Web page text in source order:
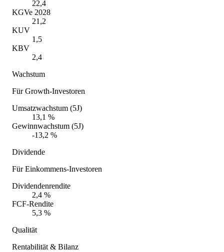
22,4
KGVe 2028
21,2
KUV
1,5
KBV
2,4
Wachstum
Für Growth-Investoren
Umsatzwachstum (5J)
13,1 %
Gewinnwachstum (5J)
-13,2 %
Dividende
Für Einkommens-Investoren
Dividendenrendite
2,4 %
FCF-Rendite
5,3 %
Qualität
Rentabilität & Bilanz